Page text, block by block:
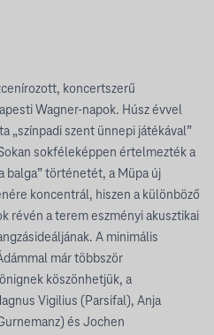
koncertszerű
Wagner-napok. Húsz évvel
„színpadi szent ünnepi játékával”
sokféleképpen értelmezték a
balga” történetét, a Müpa új
koncentrál, hiszen a különböző
révén a terem eszményi akusztikai
A minimális
már többször
köszönhetjük, a
Vigilius (Parsifal), Anja
és Jochen